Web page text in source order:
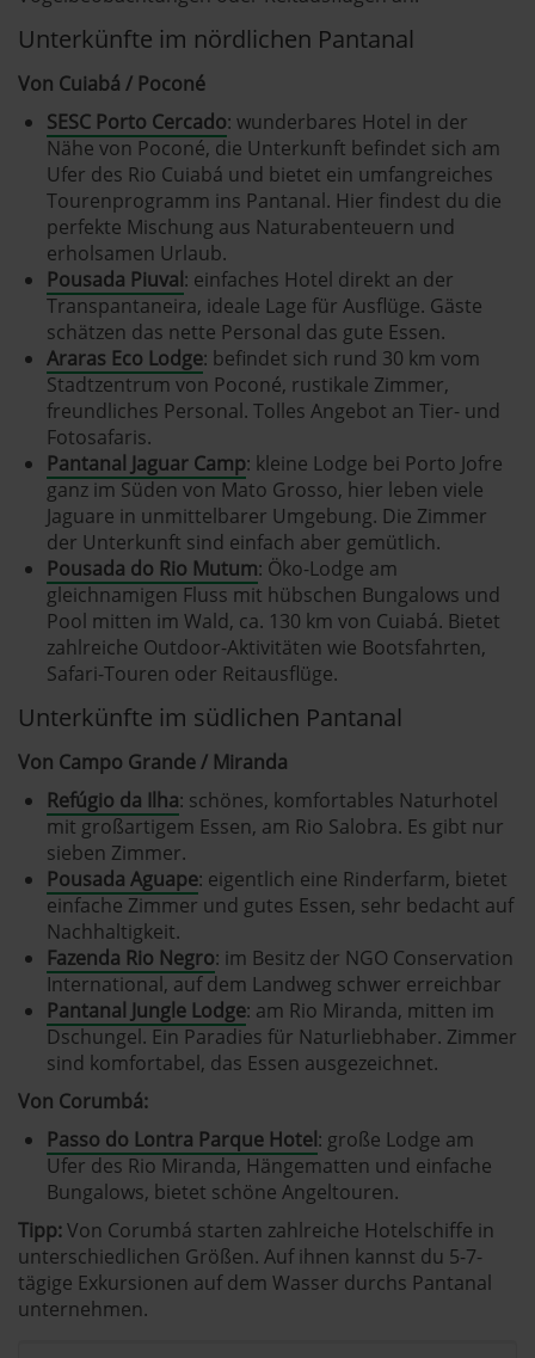
brasiloo.de verwendet Cookies
notwendig sind, jedoch helfen das Onlineangebot zu
verbessern und wirtschaftlich zu betreiben. Du kannst in
den Einsatz der nicht notwendigen Cookies mit dem Klick
auf die Schaltfläche »Akzeptieren« einwilligen oder dich
per Klick auf »Anpassen« anders entscheiden. Die
Einwilligung umfasst alle vorausgewählten, bzw. von dir
ausgewählten Cookies. Du kannst diese Einstellungen
jederzeit aufrufen und Cookies auch nachträglich
jederzeit abwählen. Weitere Hinweise zu den
verwendeten Verfahren und Begrifflichkeiten (z.B.
»Cookies«, »Marketing« und »Statistik«) erhältst du in
der Datenschutzerklärung.
Datenschutzerklärung|Impressum
Unterkünfte im nördlichen Pantanal
Von Cuiabá / Poconé
SESC Porto Cercado: wunderbares Hotel in der
Nähe von Poconé, die Unterkunft befindet sich am
Ufer des Rio Cuiabá und bietet ein umfangreiches
Tourenprogramm ins Pantanal. Hier findest du die
perfekte Mischung aus Naturabenteuern und
erholsamen Urlaub.
Pousada Piuval: einfaches Hotel direkt an der
Transpantaneira, ideale Lage für Ausflüge. Gäste
schätzen das nette Personal das gute Essen.
Araras Eco Lodge: befindet sich rund 30 km vom
Stadtzentrum von Poconé, rustikale Zimmer,
freundliches Personal. Tolles Angebot an Tier- und
Fotosafaris.
Pantanal Jaguar Camp: kleine Lodge bei Porto Jofre
ganz im Süden von Mato Grosso, hier leben viele
Jaguare in unmittelbarer Umgebung. Die Zimmer
der Unterkunft sind einfach aber gemütlich.
Pousada do Rio Mutum: Öko-Lodge am
gleichnamigen Fluss mit hübschen Bungalows und
Pool mitten im Wald, ca. 130 km von Cuiabá. Bietet
zahlreiche Outdoor-Aktivitäten wie Bootsfahrten,
Safari-Touren oder Reitausflüge.
Unterkünfte im südlichen Pantanal
Von Campo Grande / Miranda
Refúgio da Ilha: schönes, komfortables Naturhotel
mit großartigem Essen, am Rio Salobra. Es gibt nur
sieben Zimmer.
Pousada Aguape: eigentlich eine Rinderfarm, bietet
einfache Zimmer und gutes Essen, sehr bedacht auf
Nachhaltigkeit.
Fazenda Rio Negro: im Besitz der NGO Conservation
International, auf dem Landweg schwer erreichbar
Pantanal Jungle Lodge: am Rio Miranda, mitten im
Dschungel. Ein Paradies für Naturliebhaber. Zimmer
sind komfortabel, das Essen ausgezeichnet.
Von Corumbá:
Passo do Lontra Parque Hotel: große Lodge am
Ufer des Rio Miranda, Hängematten und einfache
Bungalows, bietet schöne Angeltouren.
Tipp:Von Corumbá starten zahlreiche Hotelschiffe in
unterschiedlichen Größen. Auf ihnen kannst du 5-7-
tägige Exkursionen auf dem Wasser durchs Pantanal
unternehmen.